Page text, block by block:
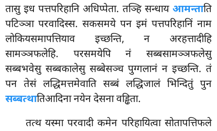
तासु इध पत्तपरिहानि अधिप्पेता. तञ्हि सन्धाय आमन्ताति
पटिञ्ञा परवादिस्स. सकसमये पन इमं पत्तपरिहानिं नाम
लोकियसमापत्तियाव इच्छन्ति, न अरहत्तादीहि
सामञ्ञफलेहि. परसमयेपि नं सब्बसामञ्ञफलेसु
सब्बभवेसु सब्बकालेसु सब्बेसञ्च पुग्गलानं न इच्छन्ति. तं
पन तेसं लद्धिमत्तमेवाति सब्बं लद्धिजालं भिन्दितुं पुन
सब्बत्थातिआदिना नयेन देसना वड्ढिता.
तत्थ यस्मा परवादी कमेन परिहायित्वा सोतापत्तिफले